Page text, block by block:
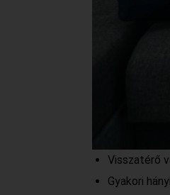
Visszatérő
Gyakori